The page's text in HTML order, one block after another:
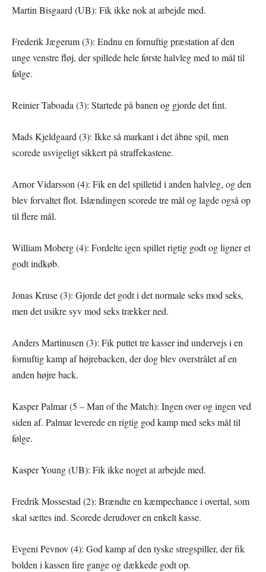
Martin Bisgaard (UB): Fik ikke nok at arbejde med.
Frederik Jægerum (3): Endnu en fornuftig præstation af den
unge venstre fløj, der spillede hele første halvleg med to mål til
følge.
Reinier Taboada (3): Startede på banen og gjorde det fint.
Mads Kjeldgaard (3): Ikke så markant i det åbne spil, men
scorede usvigeligt sikkert på straffekastene.
Arnor Vidarsson (4): Fik en del spilletid i anden halvleg, og den
blev forvaltet flot. Islændingen scorede tre mål og lagde også op
til flere mål.
William Moberg (4): Fordelte igen spillet rigtig godt og ligner et
godt indkøb.
Jonas Kruse (3): Gjorde det godt i det normale seks mod seks,
men det usikre syv mod seks trækker ned.
Anders Martinusen (3): Fik puttet tre kasser ind undervejs i en
fornuftig kamp af højrebacken, der dog blev overstrålet af en
anden højre back.
Kasper Palmar (5 – Man of the Match): Ingen over og ingen ved
siden af. Palmar leverede en rigtig god kamp med seks mål til
følge.
Kasper Young (UB): Fik ikke noget at arbejde med.
Fredrik Mossestad (2): Brændte en kæmpechance i overtal, som
skal sættes ind. Scorede derudover en enkelt kasse.
Evgeni Pevnov (4): God kamp af den tyske stregspiller, der fik
bolden i kassen fire gange og dækkede godt op.